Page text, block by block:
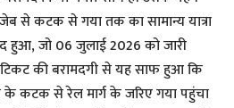
से कटक से गया तक का सामान्य यात्रा
हुआ, जो 06 जुलाई 2026 को जारी
टिकट की बरामदगी से यह साफ हुआ कि
कटक से रेल मार्ग के जरिए गया पहुंचा